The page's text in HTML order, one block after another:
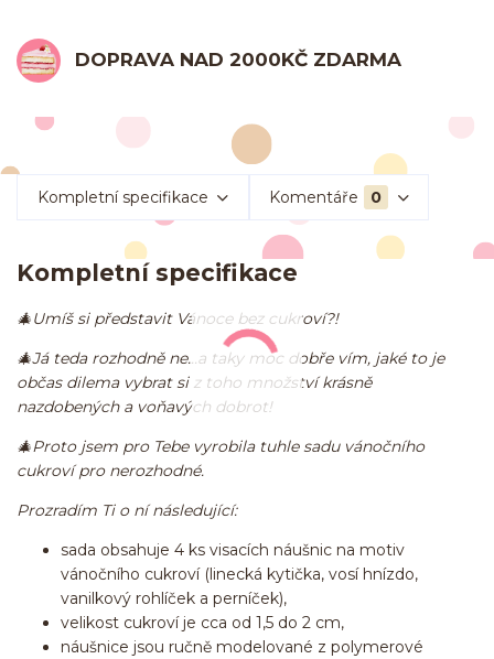
DOPRAVA NAD 2000KČ ZDARMA
Kompletní specifikace Komentáře 0
Kompletní specifikace
🎄Umíš si představit Vánoce bez cukroví?!
🎄Já teda rozhodně ne...a taky moc dobře vím, jaké to je
občas dilema vybrat si z toho množství krásně
nazdobených a voňavých dobrot!
🎄Proto jsem pro Tebe vyrobila tuhle sadu vánočního
cukroví pro nerozhodné.
Prozradím Ti o ní následující:
sada obsahuje 4 ks visacích náušnic na motiv
vánočního cukroví (linecká kytička, vosí hnízdo,
vanilkový rohlíček a perníček),
velikost cukroví je cca od 1,5 do 2 cm,
náušnice jsou ručně modelované z polymerové